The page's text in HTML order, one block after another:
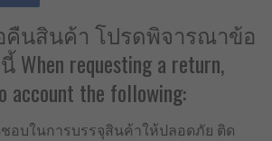
คืนสินค้า โปรดพิจารณาข้อ
requesting a return,
account the following:
อบในการบรรจุสินค้าให้ปลอดภัย ติด